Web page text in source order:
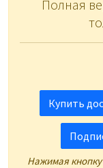
Полная
Купить
Нажимая кнопку